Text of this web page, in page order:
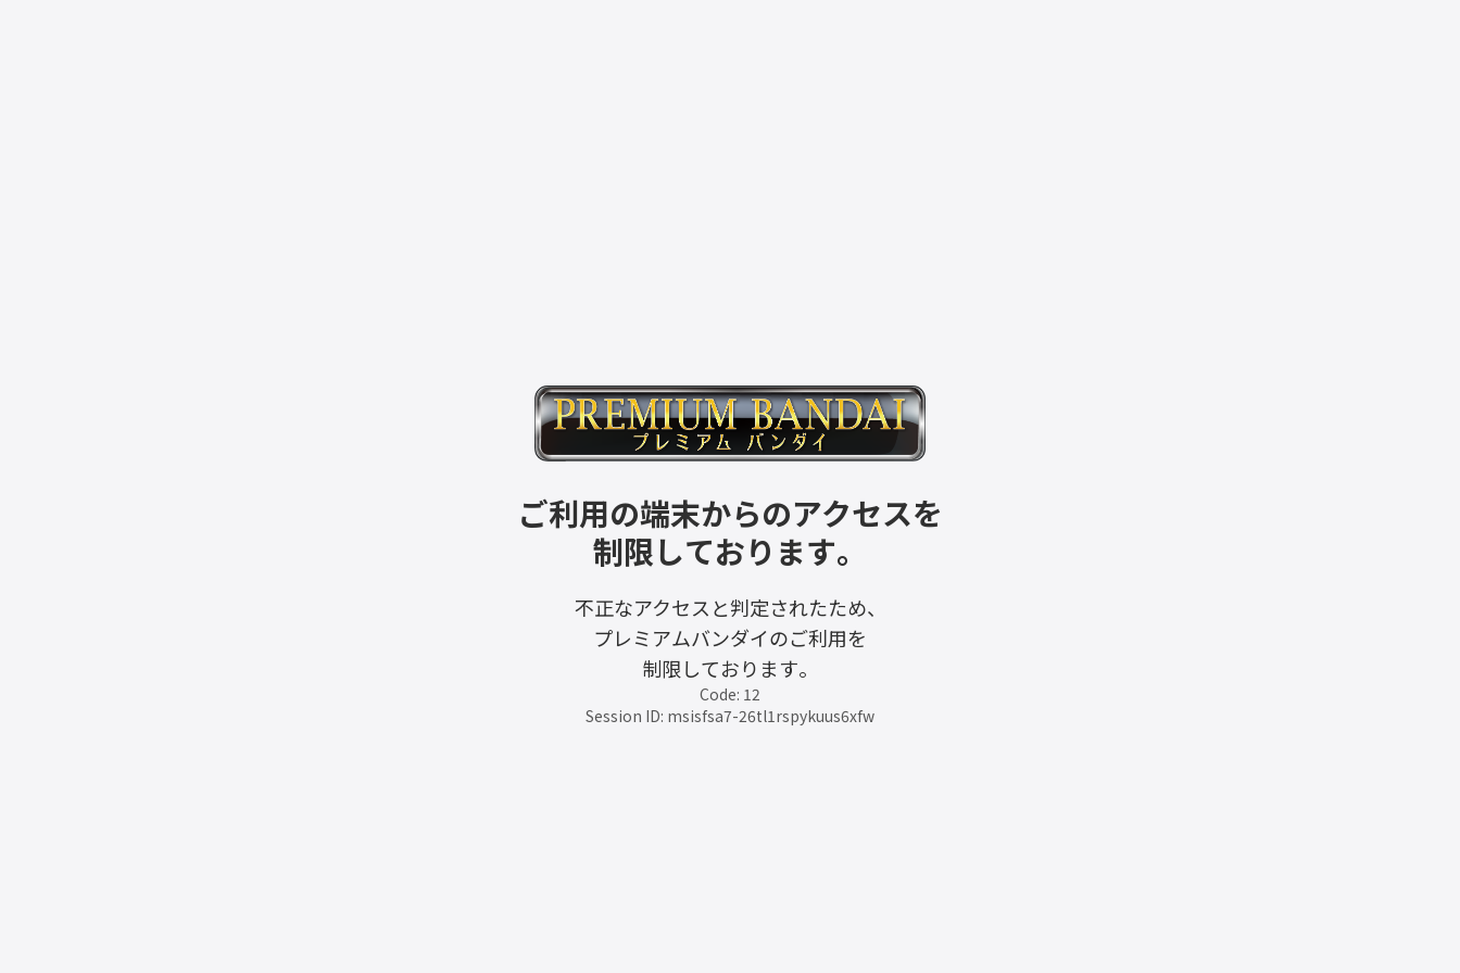
ご利用の端末からのアクセスを
制限しております。
不正なアクセスと判定されたため、
プレミアムバンダイのご利用を
制限しております。
Code: 12
Session ID: msisfsa7-26tl1rspykuus6xfw